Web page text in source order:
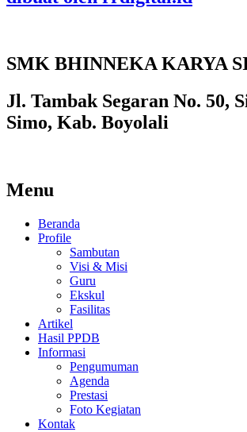
SMK BHINNEKA KARYA
Jl. Tambak Segaran No. 50,
Simo, Kab. Boyolali
Menu
Beranda
Profile
Sambutan
Visi & Misi
Guru
Ekskul
Fasilitas
Artikel
Hasil PPDB
Informasi
Pengumuman
Agenda
Prestasi
Foto Kegiatan
Kontak